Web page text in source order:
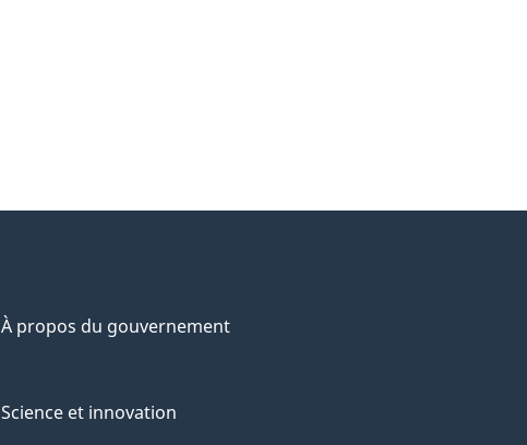
À propos du gouvernement
Science et innovation